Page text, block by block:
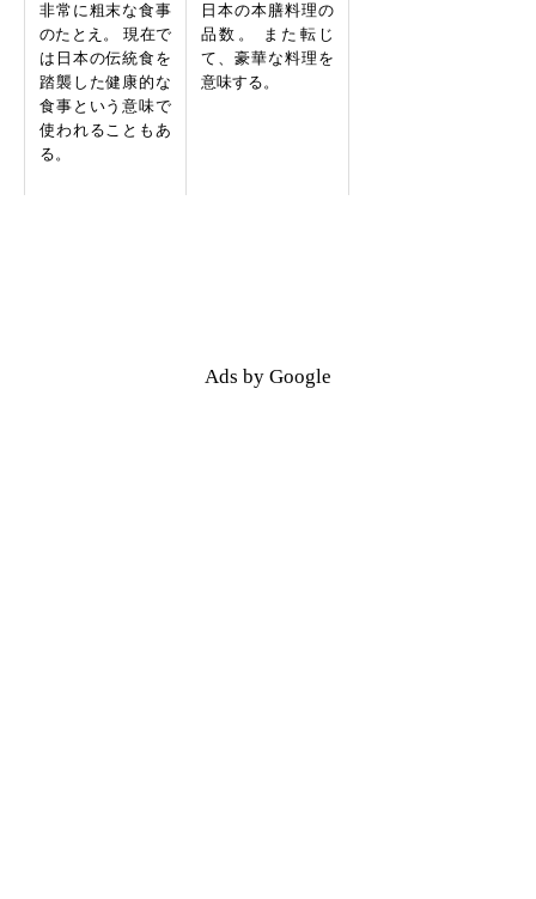
非常に粗末な食事
のたとえ。 現在で
は日本の伝統食を
踏襲した健康的な
食事という意味で
使われることもあ
る。
日本の本膳料理の
品数。 また転じ
て、豪華な料理を
意味する。
Ads by Google